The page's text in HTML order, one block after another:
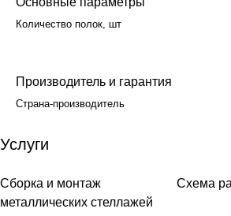
Количество полок, шт
Производитель и гарантия
Страна-производитель
Услуги
Сборка и монтаж
металлических стеллажей
Схема